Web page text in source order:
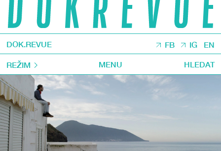
DOK.REVUE FB IG EN
REŽIM MENU HLEDAT